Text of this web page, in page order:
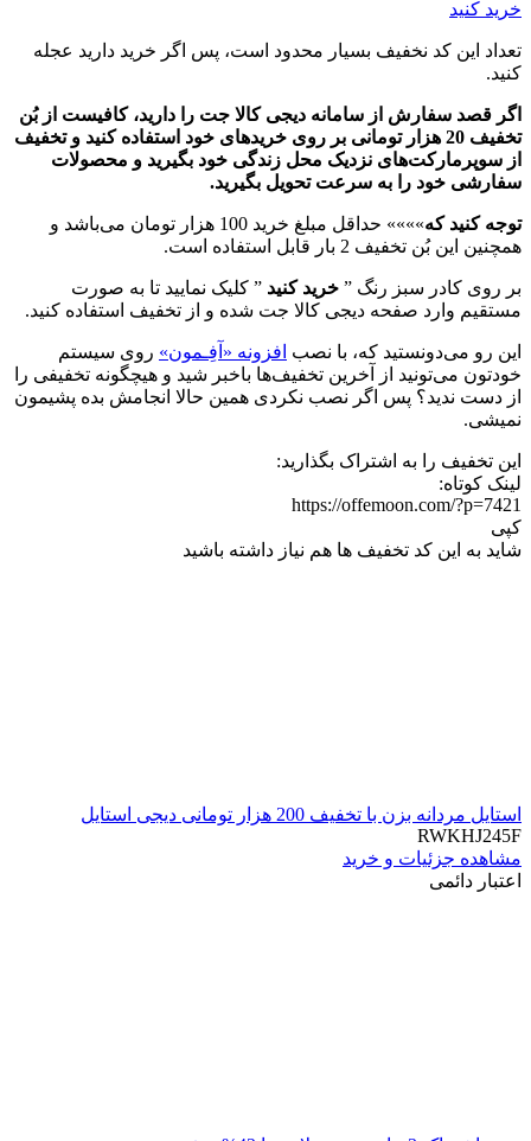
خرید کنید
تعداد این کد نخفیف بسیار محدود است، پس اگر خرید دارید عجله
کنید.
اگر قصد سفارش از سامانه دیجی کالا جت را دارید، کافیست از بُن
تخفیف 20 هزار تومانی بر روی خریدهای خود استفاده کنید و تخفیف
از سوپرمارکت‌های نزدیک محل زندگی خود بگیرید و محصولات
سفارشی خود را به سرعت تحویل بگیرید.
توجه کنید که
»»»» حداقل مبلغ خرید 100 هزار تومان می‌باشد و
همچنین این بُن تخفیف 2 بار قابل استفاده است.
بر روی کادر سبز رنگ ” خرید کنید ” کلیک نمایید تا به صورت
مستقیم وارد صفحه دیجی کالا جت شده و از تخفیف استفاده کنید.
این رو می‌دونستید که، با نصب افزونه «آفِـمون» روی سیستم
خودتون می‌تونید از آخرین تخفیف‌ها باخبر شید و هیچگونه تخفیفی را
از دست ندید؟ پس اگر نصب نکردی همین حالا انجامش بده پشیمون
نمیشی.
این تخفیف را به اشتراک بگذارید:
لینک کوتاه:
https://offemoon.com/?p=7421
کپی
شاید به این کد تخفیف ها هم نیاز داشته باشید
استایل مردانه بزن با تخفیف 200 هزار تومانی دیجی استایل
RWKHJ245F
مشاهده جزئیات و خرید
اعتبار دائمی